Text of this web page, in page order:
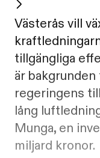
Västerås vill
tillgängliga
är
regeringens
lång
Munga, en
miljard kronor.